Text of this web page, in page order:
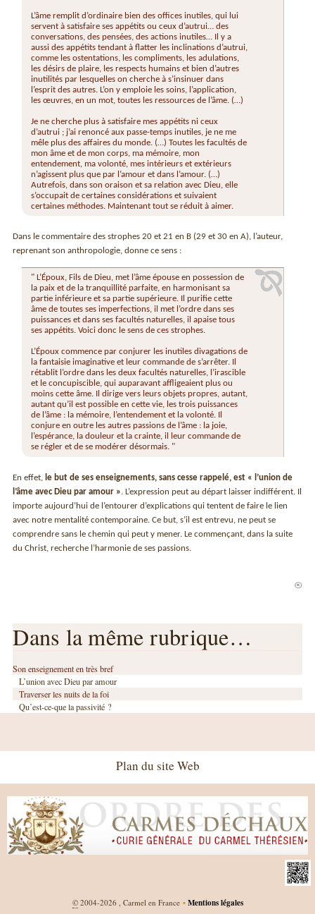
L’âme remplit d’ordinaire bien des offices inutiles, qui lui
servent à satisfaire ses appétits ou ceux d’autrui… des
conversations, des pensées, des actions inutiles… Il y a
aussi des appétits tendant à flatter les inclinations d’autrui,
comme les ostentations, les compliments, les adulations,
les désirs de plaire, les respects humains et bien d’autres
inutilités par lesquelles on cherche à s’insinuer dans
l’esprit des autres. L’on y emploie les soins, l’application,
les œuvres, en un mot, toutes les ressources de l’âme. (…)
Je ne cherche plus à satisfaire mes appétits ni ceux
d’autrui ; j’ai renoncé aux passe-temps inutiles, je ne me
mêle plus des affaires du monde. (…) Toutes les facultés de
mon âme et de mon corps, ma mémoire, mon
entendement, ma volonté, mes intérieurs et extérieurs
n’agissent plus que par l’amour et dans l’amour. (…)
Autrefois, dans son oraison et sa relation avec Dieu, elle
s’occupait de certaines considérations et suivaient
certaines méthodes. Maintenant tout se réduit à aimer.
Dans le commentaire des strophes 20 et 21 en B (29 et 30 en A), l’auteur,
reprenant son anthropologie, donne ce sens :
" L’Époux, Fils de Dieu, met l’âme épouse en possession de
la paix et de la tranquillité parfaite, en harmonisant sa
partie inférieure et sa partie supérieure. Il purifie cette
âme de toutes ses imperfections, il met l’ordre dans ses
puissances et dans ses facultés naturelles, il apaise tous
ses appétits. Voici donc le sens de ces strophes.
L’Époux commence par conjurer les inutiles divagations de
la fantaisie imaginative et leur commande de s’arrêter. Il
rétablit l’ordre dans les deux facultés naturelles, l’irascible
et le concupiscible, qui auparavant affligeaient plus ou
moins cette âme. Il dirige vers leurs objets propres, autant,
autant qu’il est possible en cette vie, les trois puissances
de l’âme : la mémoire, l’entendement et la volonté. Il
conjure en outre les autres passions de l’âme : la joie,
l’espérance, la douleur et la crainte, il leur commande de
se régler et de se modérer désormais. "
En effet, le but de ses enseignements, sans cesse rappelé, est « l’union de
l’âme avec Dieu par amour ». L’expression peut au départ laisser indifférent. Il
importe aujourd’hui de l’entourer d’explications qui tentent de faire le lien
avec notre mentalité contemporaine. Ce but, s’il est entrevu, ne peut se
comprendre sans le chemin qui peut y mener. Le commençant, dans la suite
du Christ, recherche l’harmonie de ses passions.
Dans la même rubrique…
Son enseignement en très bref
L’union avec Dieu par amour
Traverser les nuits de la foi
Qu’est-ce-que la passivité ?
Plan du site Web
©2004-2026 , Carmel en France • Mentions légales